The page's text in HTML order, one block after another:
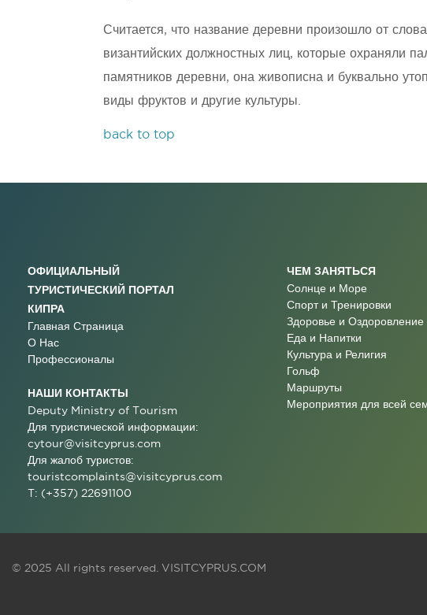
Считается, что название деревни произошло от
византийских должностных лиц, которые охраняли
памятников деревни, она живописна и буквально
виды фруктов и другие культуры.
back to top
ОФИЦИАЛЬНЫЙ
ТУРИСТИЧЕСКИЙ ПОРТАЛ
КИПРА
Главная Страница
О Нас
Профессионалы
НАШИ КОНТАКТЫ
Deputy Ministry of Tourism
Для туристической информации:
cytour@visitcyprus.com
Для жалоб туристов:
touristcomplaints@visitcyprus.com
T: (+357) 22691100
ЧЕМ ЗАНЯТЬСЯ
Солнце и Море
Спорт и Тренировки
Здоровье и Оздоровление
Еда и Напитки
Культура и Религия
Гольф
Маршруты
Мероприятия для всей
© 2025 All rights reserved. VISITCYPRUS.COM